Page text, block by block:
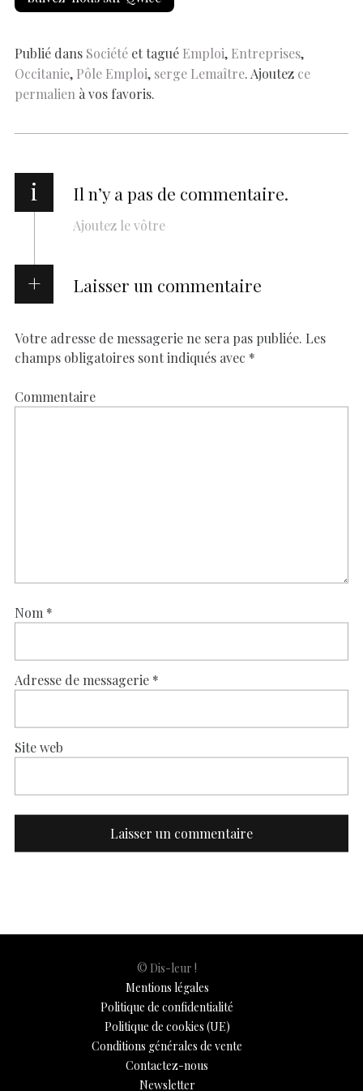
b
o
k
s
p
p
es e
n er n
k
ar
Publié dans Société et tagué Emploi, Entreprises,
Occitanie, Pôle Emploi, serge Lemaître. Ajoutez ce
permalien à vos favoris.
i Il n’y a pas de commentaire.
Ajoutez le vôtre
Laisser un commentaire
Votre adresse de messagerie ne sera pas publiée. Les
champs obligatoires sont indiqués avec *
Commentaire
Nom *
Adresse de messagerie *
Site web
© Dis-leur !
Mentions légales
Politique de confidentialité
Politique de cookies (UE)
Conditions générales de vente
Contactez-nous
Newsletter